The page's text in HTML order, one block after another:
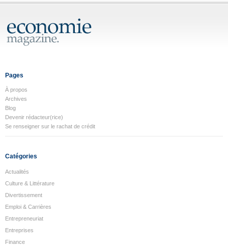
Pages
À propos
Archives
Blog
Devenir rédacteur(rice)
Se renseigner sur le rachat de crédit
Catégories
Actualités
Culture & Littérature
Divertissement
Emploi & Carrières
Entrepreneuriat
Entreprises
Finance